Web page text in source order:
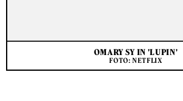
OMARY SY IN 'LUPIN'
FOTO: NETFLIX